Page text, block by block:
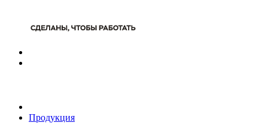
Продукция